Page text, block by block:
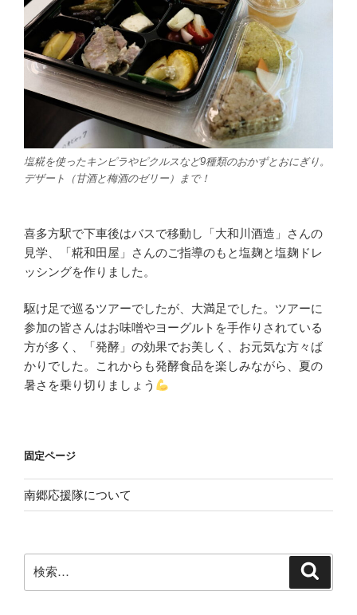
塩糀を使ったキンピラやピクルスなど9種類のおかずとおにぎり。
デザート（甘酒と梅酒のゼリー）まで！
喜多方駅で下車後はバスで移動し「大和川酒造」さんの
見学、「糀和田屋」さんのご指導のもと塩麹と塩麹ドレ
ッシングを作りました。
駆け足で巡るツアーでしたが、大満足でした。ツアーに
参加の皆さんはお味噌やヨーグルトを手作りされている
方が多く、「発酵」の効果でお美しく、お元気な方々ば
かりでした。これからも発酵食品を楽しみながら、夏の
暑さを乗り切りましょう
固定ページ
南郷応援隊について
索: